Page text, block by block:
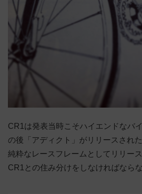
CR1は発表当時こそハイエンドなバ
の後「アディクト」がリリースされ
純粋なレースフレームとしてリリー
CR1との住み分けをしなければならな